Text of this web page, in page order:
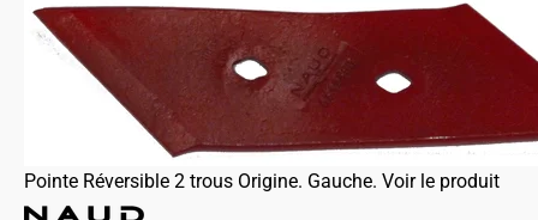
Pointe Réversible 2 trous Origine. Gauche. Voir le produit